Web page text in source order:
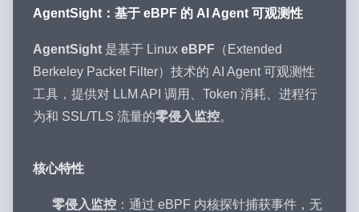
AgentSight：基于 eBPF 的 AI Agent 可观测性
AgentSight 是基于 Linux eBPF （Extended
Berkeley Packet Filter）技术的 AI Agent 可观测性
工具，提供对 LLM API 调用、Token 消耗、进程行
为和 SSL/TLS 流量的零侵入监控。
核心特性
零侵入监控 ：通过 eBPF 内核探针捕获事件，无